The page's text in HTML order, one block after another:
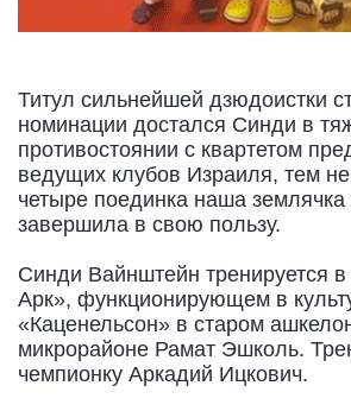
Титул сильнейшей дзюдоистки
номинации достался Синди в
противостоянии с квартетом
ведущих клубов Израиля, тем
четыре поединка наша землячка
завершила в свою пользу.
Синди Вайнштейн тренируется
Арк», функционирующем в
«Каценельсон» в старом
микрорайоне Рамат Эшколь.
чемпионку Аркадий Ицкович.